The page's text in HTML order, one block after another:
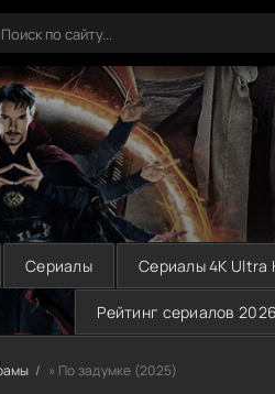
Сериалы Сериалы 4K Ultra
Рейтинг сериалов 2026
» По задумке (2025)